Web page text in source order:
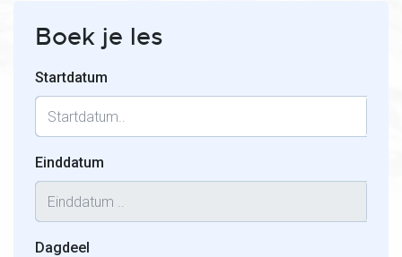
Boek je les
Startdatum
Einddatum
Dagdeel